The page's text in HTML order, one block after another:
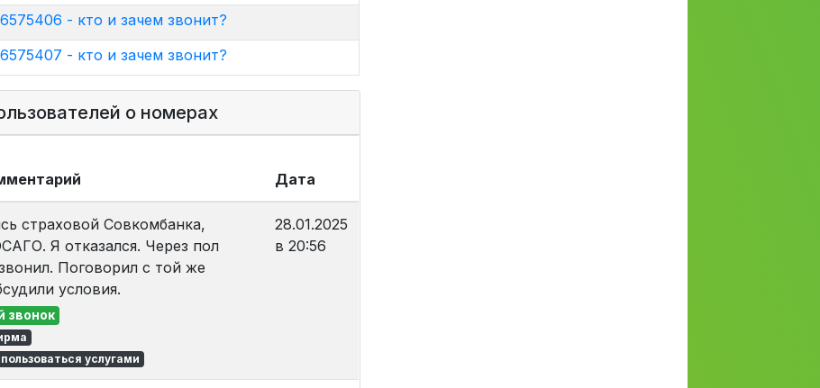
- кто и зачем звонит?
- кто и зачем звонит?
о номерах
Дата
страховой Совкомбанка,
Я отказался. Через пол
Поговорил с той же
условия.
звонок
услугами
28.01.2025
в 20:56